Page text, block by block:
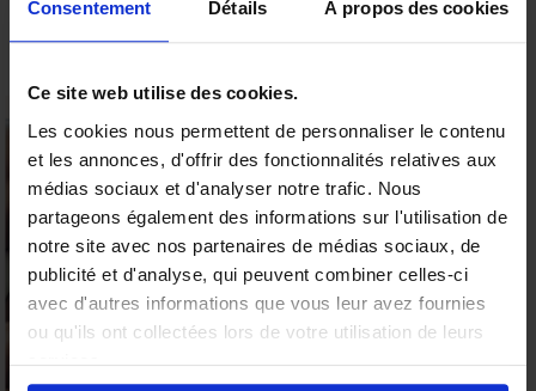
Consentement Détails À propos des cookies
Ce site web utilise des cookies.
Les cookies nous permettent de personnaliser le contenu
et les annonces, d'offrir des fonctionnalités relatives aux
médias sociaux et d'analyser notre trafic. Nous
partageons également des informations sur l'utilisation de
notre site avec nos partenaires de médias sociaux, de
publicité et d'analyse, qui peuvent combiner celles-ci
avec d'autres informations que vous leur avez fournies
ou qu'ils ont collectées lors de votre utilisation de leurs
services.
9.6/10 (19 avis)
★★★★★
15% offerts sur votre
première commande
Valable sur tous les produits